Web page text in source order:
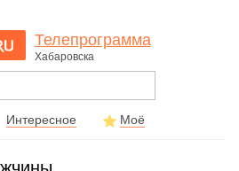
Телепрограмма
Хабаровска
Интересное Моё